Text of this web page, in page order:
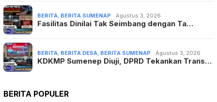
BERITA BERITA SUMENAP Agustus 3, 2026
Fasilitas Dinilai Tak Seimbang dengan Ta…
BERITA BERITA DESA BERITA SUMENAP Agustus 3, 2026
KDKMP Sumenep Diuji, DPRD Tekankan Trans…
BERITA POPULER